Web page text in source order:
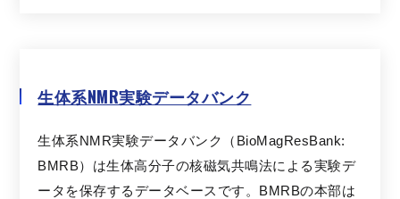
生体系NMR実験データバンク
生体系NMR実験データバンク（BioMagResBank:
BMRB）は生体高分子の核磁気共鳴法による実験デ
ータを保存するデータベースです。BMRBの本部は